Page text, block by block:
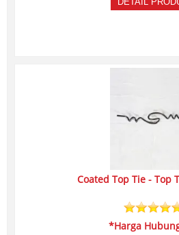
Coated Top Tie - Top
*Harga